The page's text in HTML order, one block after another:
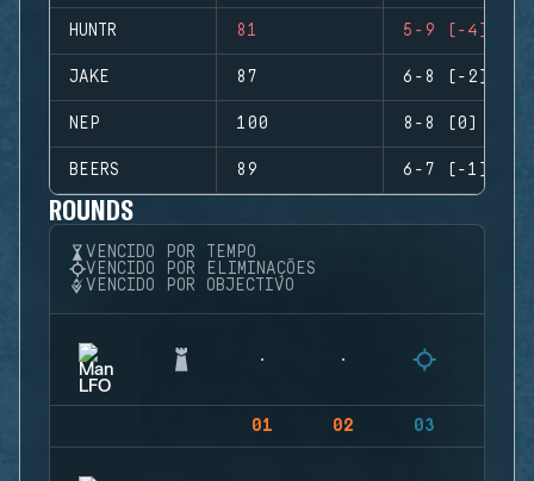
HUNTR 81 5-9 (-4)
JAKE 87 6-8 (-2)
NEP 100 8-8 (0)
BEERS 89 6-7 (-1)
ROUNDS
VENCIDO POR TEMPO
VENCIDO POR ELIMINAÇÕES
VENCIDO POR OBJECTIVO
01 02 03